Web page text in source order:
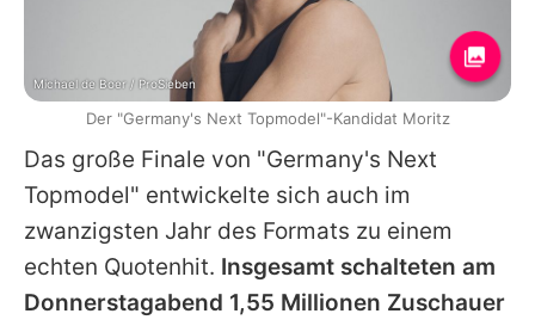
Das große Finale von "Germany's Next
Topmodel" entwickelte sich auch im
zwanzigsten Jahr des Formats zu einem
echten Quotenhit. Insgesamt schalteten am
Donnerstagabend 1,55 Millionen Zuschauer
Michael de Boer / ProSieben
Der "Germany's Next Topmodel"-Kandidat Moritz